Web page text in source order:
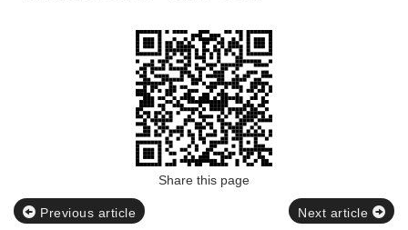
Share this page
Previous article Next article